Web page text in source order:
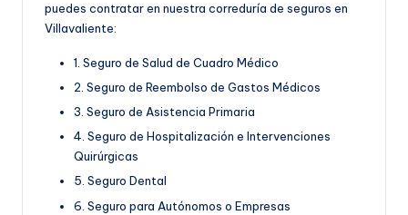
puedes contratar en nuestra correduría de seguros en
Villavaliente:
1. Seguro de Salud de Cuadro Médico
2. Seguro de Reembolso de Gastos Médicos
3. Seguro de Asistencia Primaria
4. Seguro de Hospitalización e Intervenciones
Quirúrgicas
5. Seguro Dental
6. Seguro para Autónomos o Empresas